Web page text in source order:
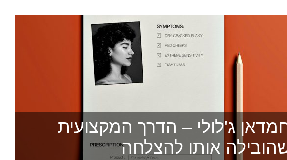
ג'לולי – הדרך המקצועית
אותו להצלחה